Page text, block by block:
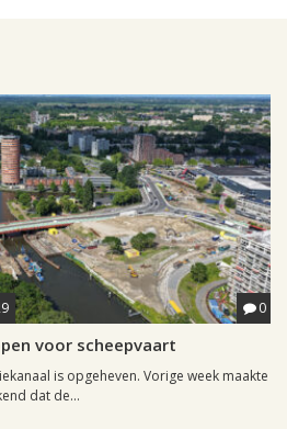
0
voor scheepvaart
is opgeheven. Vorige week maakte
dat de...